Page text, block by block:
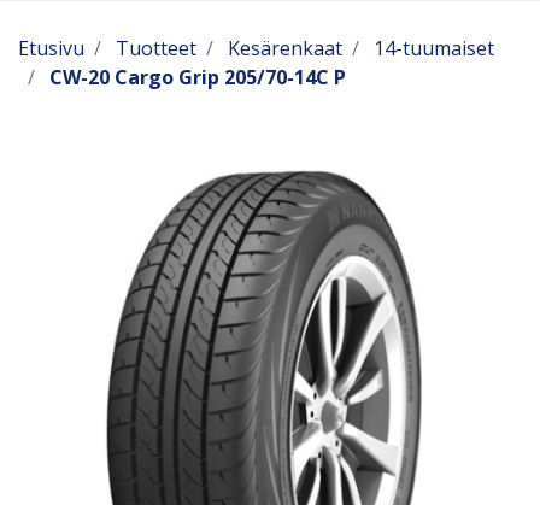
Etusivu Tuotteet Kesärenkaat
14-tuumaiset
CW-20 Cargo Grip 205/70-14C P